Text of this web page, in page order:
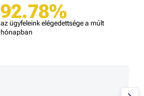
92.78%
az ügyfeleink elégedettsége a múlt
hónapban